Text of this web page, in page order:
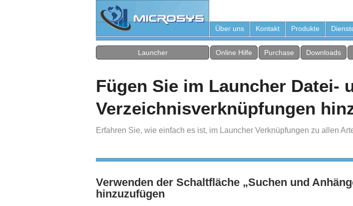
Über uns Kontakt Produkte
Launcher Online Hilfe Purchase Downloads
Fügen Sie im Launcher Datei-
Verzeichnisverknüpfungen
Erfahren Sie, wie einfach es ist, im Launcher Verknüpfungen zu allen
Verwenden der Schaltfläche „Suchen und
hinzuzufügen